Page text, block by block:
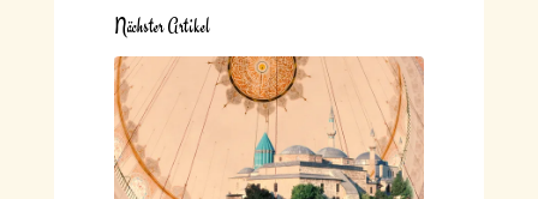
Nächster Artikel